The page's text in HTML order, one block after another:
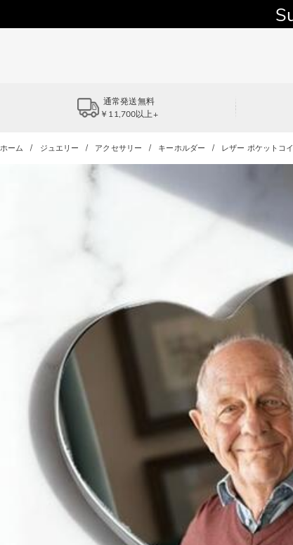
通常発送無料
￥11,700以上+
ホーム ジュエリー アクセサリー キーホルダー レザー ポケットコ